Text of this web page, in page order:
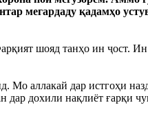
мегардаду қадамҳо
шояд танҳо ин ҷост.
аллакай дар истгоҳи
дохили нақлиёт ғарқи